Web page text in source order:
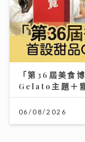
「第36屆美食
Gelato主題＋
06/08/2026